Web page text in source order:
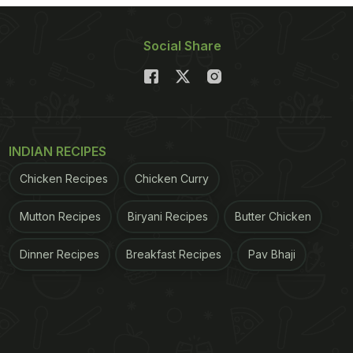
Social Share
INDIAN RECIPES
Chicken Recipes Chicken Curry
Mutton Recipes Biryani Recipes Butter Chicken
Dinner Recipes Breakfast Recipes Pav Bhaji